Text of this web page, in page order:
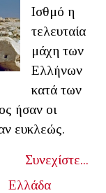
Ισθμό η
τελευταία
μάχη των
Ελλήνων
κατά των
ήσαν οι
ευκλεώς.
Συνεχίστε...
Ελλάδα